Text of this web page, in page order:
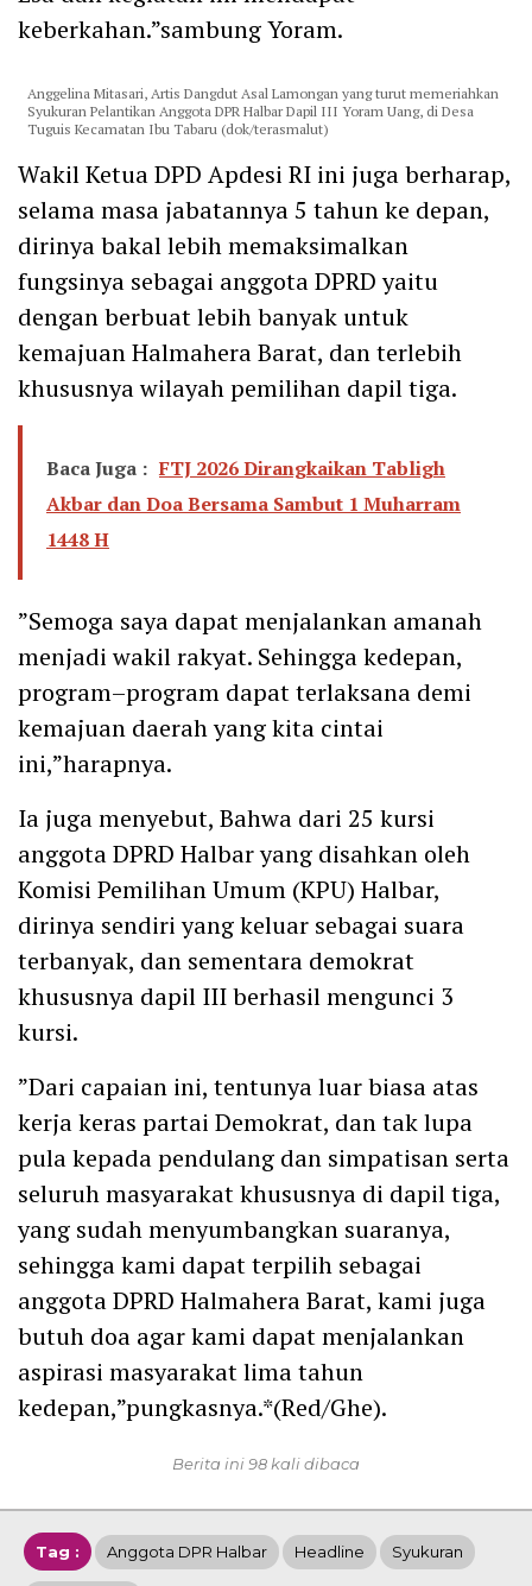
keberkahan.”sambung Yoram.
Anggelina Mitasari, Artis Dangdut Asal Lamongan yang turut memeriahkan
Syukuran Pelantikan Anggota DPR Halbar Dapil III Yoram Uang, di Desa
Tuguis Kecamatan Ibu Tabaru (dok/terasmalut)
Wakil Ketua DPD Apdesi RI ini juga berharap,
selama masa jabatannya 5 tahun ke depan,
dirinya bakal lebih memaksimalkan
fungsinya sebagai anggota DPRD yaitu
dengan berbuat lebih banyak untuk
kemajuan Halmahera Barat, dan terlebih
khususnya wilayah pemilihan dapil tiga.
Baca Juga : FTJ 2026 Dirangkaikan Tabligh
Akbar dan Doa Bersama Sambut 1 Muharram
1448 H
”Semoga saya dapat menjalankan amanah
menjadi wakil rakyat. Sehingga kedepan,
program–program dapat terlaksana demi
kemajuan daerah yang kita cintai
ini,”harapnya.
Ia juga menyebut, Bahwa dari 25 kursi
anggota DPRD Halbar yang disahkan oleh
Komisi Pemilihan Umum (KPU) Halbar,
dirinya sendiri yang keluar sebagai suara
terbanyak, dan sementara demokrat
khususnya dapil III berhasil mengunci 3
kursi.
”Dari capaian ini, tentunya luar biasa atas
kerja keras partai Demokrat, dan tak lupa
pula kepada pendulang dan simpatisan serta
seluruh masyarakat khususnya di dapil tiga,
yang sudah menyumbangkan suaranya,
sehingga kami dapat terpilih sebagai
anggota DPRD Halmahera Barat, kami juga
butuh doa agar kami dapat menjalankan
aspirasi masyarakat lima tahun
kedepan,”pungkasnya.*(Red/Ghe).
Berita ini 98 kali dibaca
Tag : Anggota DPR Halbar Headline Syukuran